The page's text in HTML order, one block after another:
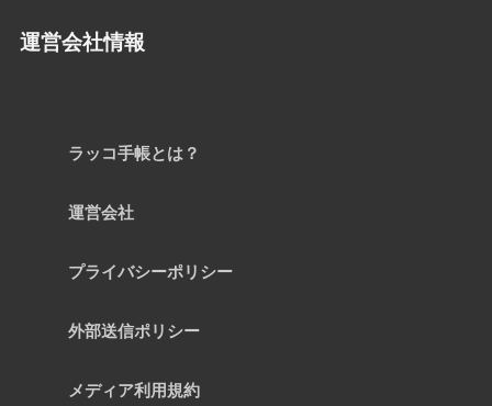
運営会社情報
ラッコ手帳とは？
運営会社
プライバシーポリシー
外部送信ポリシー
メディア利用規約